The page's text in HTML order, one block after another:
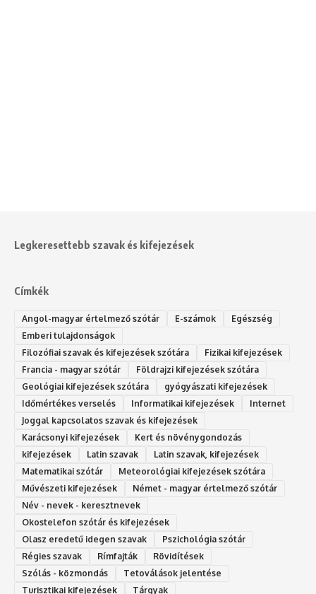
Legkeresettebb szavak és kifejezések
Címkék
Angol-magyar értelmező szótár E-számok
Egészség
Emberi tulajdonságok
Filozófiai szavak és kifejezések szótára
Fizikai kifejezések
Francia - magyar szótár
Földrajzi kifejezések szótára
Geológiai kifejezések szótára
gyógyászati kifejezések
Időmértékes verselés
Informatikai kifejezések
Internet
Joggal kapcsolatos szavak és kifejezések
Karácsonyi kifejezések
Kert és növénygondozás
kifejezések
Latin szavak
Latin szavak, kifejezések
Matematikai szótár
Meteorológiai kifejezések szótára
Művészeti kifejezések
Német - magyar értelmező szótár
Név - nevek - keresztnevek
Okostelefon szótár és kifejezések
Olasz eredetű idegen szavak
Ps‮gólohciz‬ia s‮átóz‬r
Régies szavak
Rímfajták
Rövidítések
Szólás - közmondás
Tetoválások jelentése
Turisztikai kifejezések
Tárgyak